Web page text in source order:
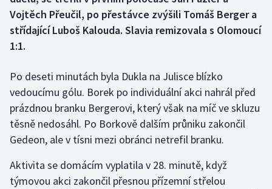
Florbal
Golf
Gymnastika
Házená
Jezdectví
Vojtěch Přeučil, po přestávce zvýšili Tomáš Berger a
střídající Luboš Kalouda. Slavia remizovala s Olomoucí
1:1.
Po deseti minutách byla Dukla na Julisce blízko
vedoucímu gólu. Borek po individuální akci nahrál před
prázdnou branku Bergerovi, který však na míč ve skluzu
těsně nedosáhl. Po Borkově dalším průniku zakončil
Gedeon, ale v tísni mezi obránci netrefil branku.
Aktivita se domácím vyplatila v 28. minutě, když
týmovou akci zakončil přesnou přízemní střelou